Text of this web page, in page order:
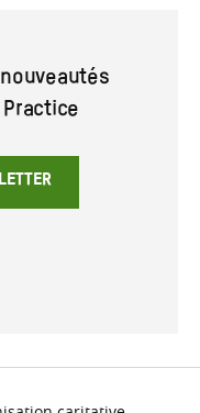
nouveautés
Practice